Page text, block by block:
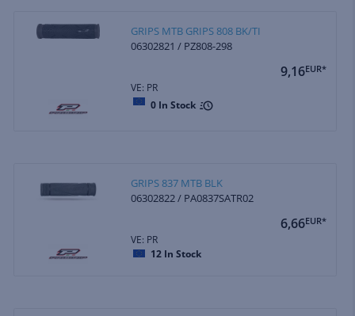
GRIPS MTB GRIPS 808 BK/TI
06302821 / PZ808-298
9,16EUR*
VE: PR
0 In Stock
GRIPS 837 MTB BLK
06302822 / PA0837SATR02
6,66EUR*
VE: PR
12 In Stock